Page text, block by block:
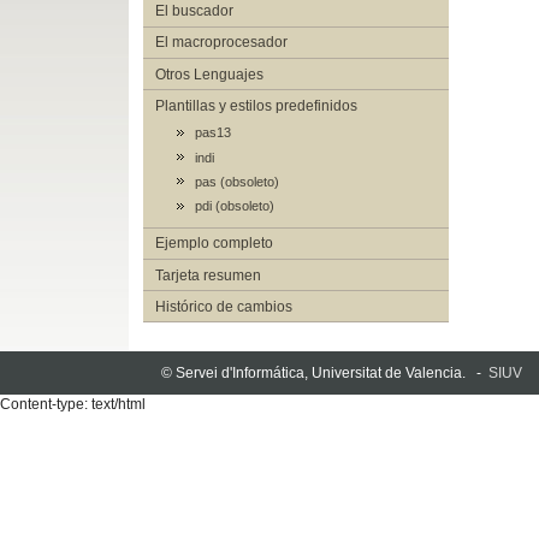
El buscador
El macroprocesador
Otros Lenguajes
Plantillas y estilos predefinidos
pas13
indi
pas (obsoleto)
pdi (obsoleto)
Ejemplo completo
Tarjeta resumen
Histórico de cambios
© Servei d'Informática, Universitat de Valencia. - SIUV
Content-type: text/html